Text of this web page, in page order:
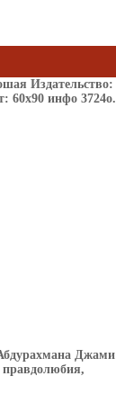
Издательство:
60x90 инфо 3724o.
Джами